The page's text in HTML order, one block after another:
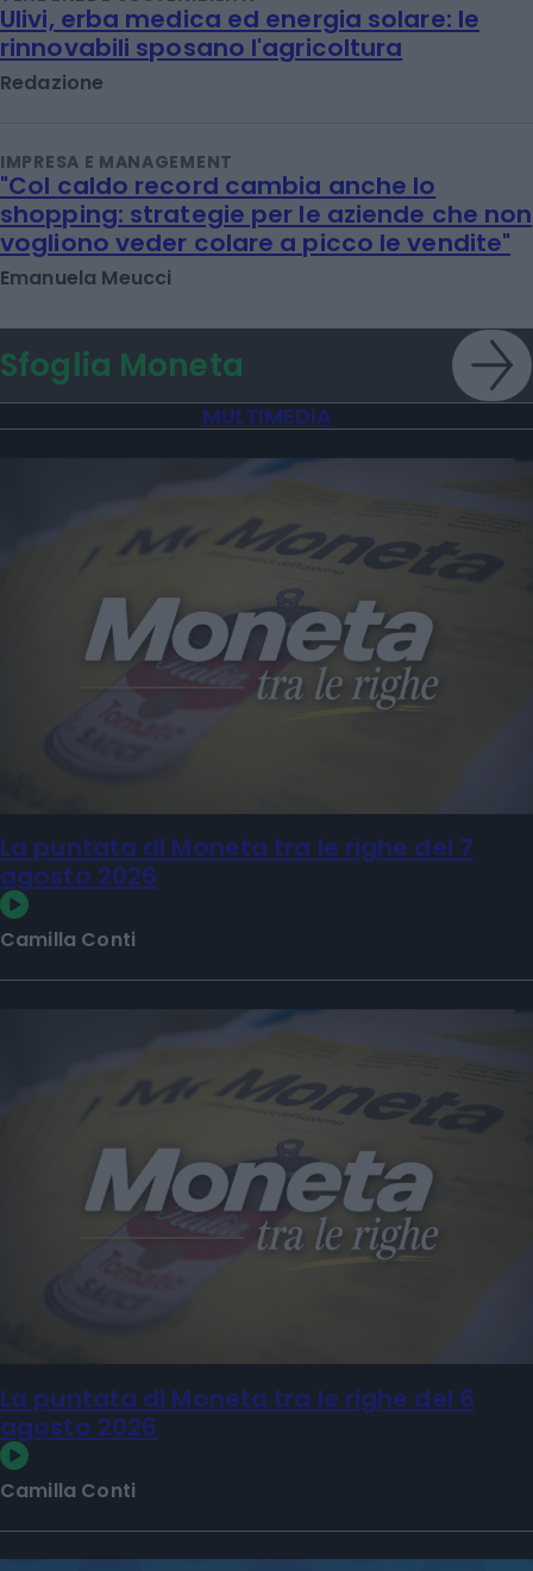
Ulivi, erba medica ed energia solare: le
rinnovabili sposano l'agricoltura
Redazione
IMPRESA E MANAGEMENT
"Col caldo record cambia anche lo
shopping: strategie per le aziende che non
vogliono veder colare a picco le vendite"
Emanuela Meucci
Sfoglia Moneta
MULTIMEDIA
La puntata di Moneta tra le righe del 7
agosto 2026
Camilla Conti
La puntata di Moneta tra le righe del 6
agosto 2026
Camilla Conti